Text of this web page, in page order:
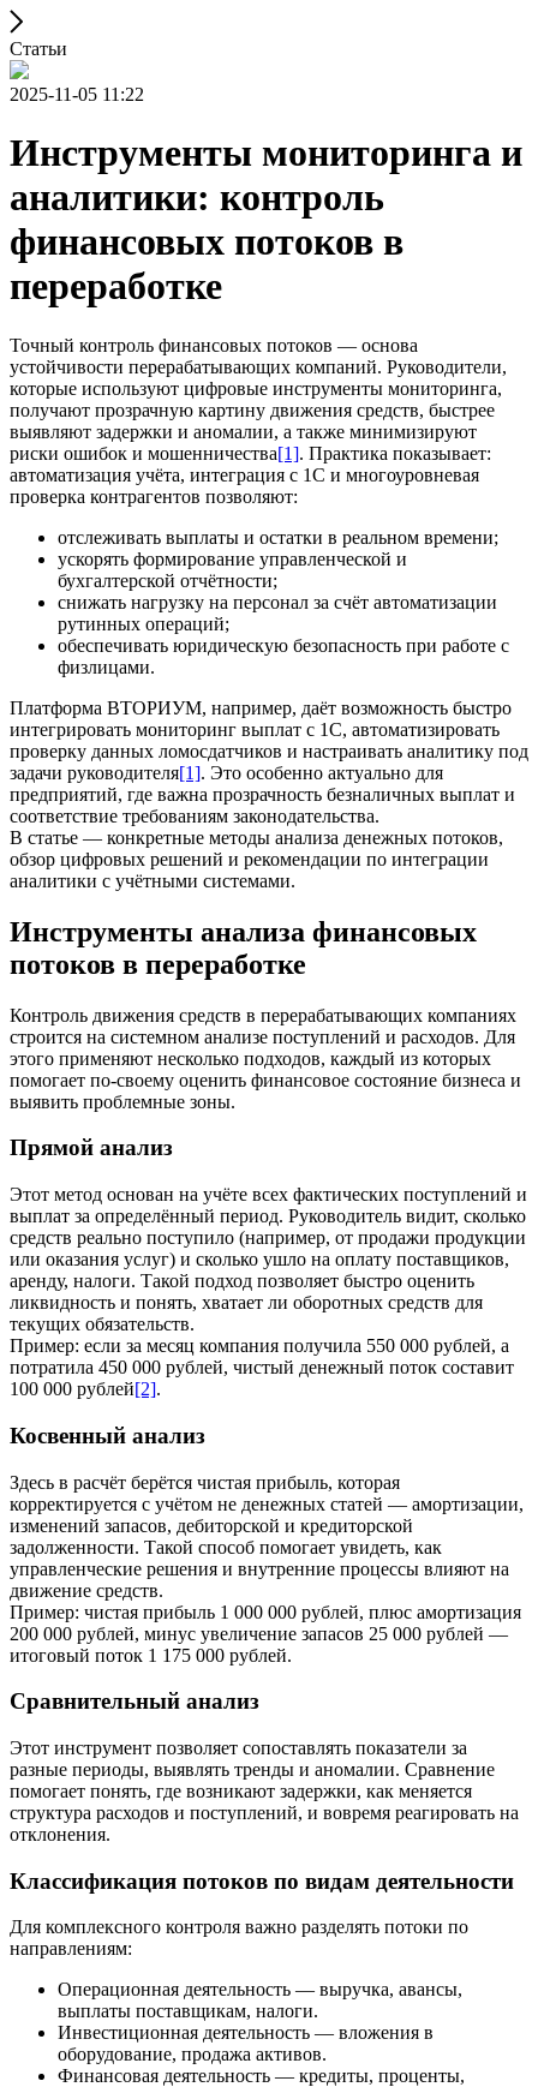
Статьи
2025-11-05 11:22
Инструменты мониторинга и
аналитики: контроль
финансовых потоков в
переработке
Точный контроль финансовых потоков — основа
устойчивости перерабатывающих компаний. Руководители,
которые используют цифровые инструменты мониторинга,
получают прозрачную картину движения средств, быстрее
выявляют задержки и аномалии, а также минимизируют
риски ошибок и мошенничества[1]. Практика показывает:
автоматизация учёта, интеграция с 1С и многоуровневая
проверка контрагентов позволяют:
отслеживать выплаты и остатки в реальном времени;
ускорять формирование управленческой и
бухгалтерской отчётности;
снижать нагрузку на персонал за счёт автоматизации
рутинных операций;
обеспечивать юридическую безопасность при работе с
физлицами.
Платформа ВТОРИУМ, например, даёт возможность быстро
интегрировать мониторинг выплат с 1С, автоматизировать
проверку данных ломосдатчиков и настраивать аналитику под
задачи руководителя[1]. Это особенно актуально для
предприятий, где важна прозрачность безналичных выплат и
соответствие требованиям законодательства.
В статье — конкретные методы анализа денежных потоков,
обзор цифровых решений и рекомендации по интеграции
аналитики с учётными системами.
Инструменты анализа финансовых
потоков в переработке
Контроль движения средств в перерабатывающих компаниях
строится на системном анализе поступлений и расходов. Для
этого применяют несколько подходов, каждый из которых
помогает по-своему оценить финансовое состояние бизнеса и
выявить проблемные зоны.
Прямой анализ
Этот метод основан на учёте всех фактических поступлений и
выплат за определённый период. Руководитель видит, сколько
средств реально поступило (например, от продажи продукции
или оказания услуг) и сколько ушло на оплату поставщиков,
аренду, налоги. Такой подход позволяет быстро оценить
ликвидность и понять, хватает ли оборотных средств для
текущих обязательств.
Пример: если за месяц компания получила 550 000 рублей, а
потратила 450 000 рублей, чистый денежный поток составит
100 000 рублей[2].
Косвенный анализ
Здесь в расчёт берётся чистая прибыль, которая
корректируется с учётом не денежных статей — амортизации,
изменений запасов, дебиторской и кредиторской
задолженности. Такой способ помогает увидеть, как
управленческие решения и внутренние процессы влияют на
движение средств.
Пример: чистая прибыль 1 000 000 рублей, плюс амортизация
200 000 рублей, минус увеличение запасов 25 000 рублей —
итоговый поток 1 175 000 рублей.
Сравнительный анализ
Этот инструмент позволяет сопоставлять показатели за
разные периоды, выявлять тренды и аномалии. Сравнение
помогает понять, где возникают задержки, как меняется
структура расходов и поступлений, и вовремя реагировать на
отклонения.
Классификация потоков по видам деятельности
Для комплексного контроля важно разделять потоки по
направлениям:
Операционная деятельность — выручка, авансы,
выплаты поставщикам, налоги.
Инвестиционная деятельность — вложения в
оборудование, продажа активов.
Финансовая деятельность — кредиты, проценты,